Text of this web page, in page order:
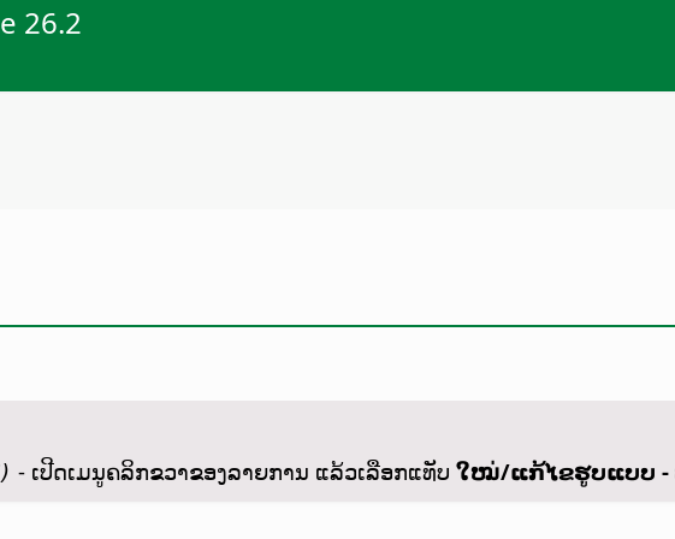
26.2
- ເປີດເມນູຄລິກຂວາຂອງລາຍການ ແລ້ວເລືອກແທັບ ໃໝ່/ແກ້ໄຂຮູບແບບ -